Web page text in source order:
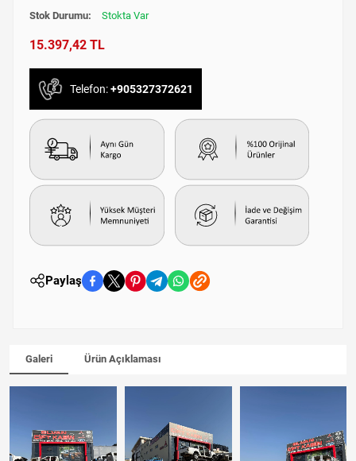
Stok Durumu: Stokta Var
15.397,42 TL
Telefon:+905327372621
Paylaş
Galeri Ürün Açıklaması